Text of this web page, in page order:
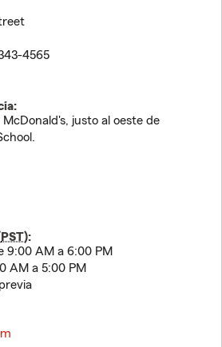
4565
justo al oeste de
PST):
9:00 AM a 6:00 PM
AM a 5:00 PM